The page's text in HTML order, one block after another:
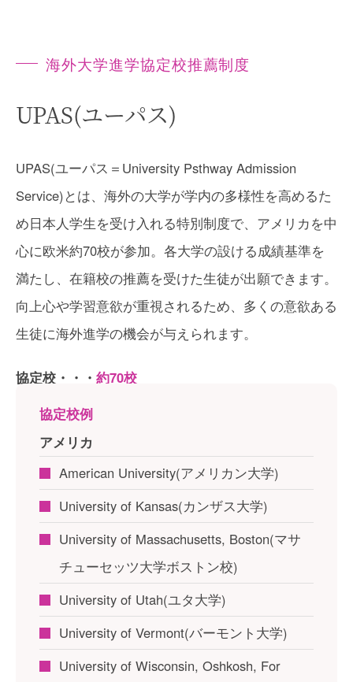
海外大学進学協定校推薦制度
UPAS(ユーパス)
UPAS(ユーパス＝University Psthway Admission
Service)とは、海外の大学が学内の多様性を高めるた
め日本人学生を受け入れる特別制度で、アメリカを中
心に欧米約70校が参加。各大学の設ける成績基準を
満たし、在籍校の推薦を受けた生徒が出願できます。
向上心や学習意欲が重視されるため、多くの意欲ある
生徒に海外進学の機会が与えられます。
協定校・・・ 約70校
協定校例
アメリカ
American University(アメリカン大学)
University of Kansas(カンザス大学)
University of Massachusetts, Boston(マサ
チューセッツ大学ボストン校)
University of Utah(ユタ大学)
University of Vermont(バーモント大学)
University of Wisconsin, Oshkosh, For